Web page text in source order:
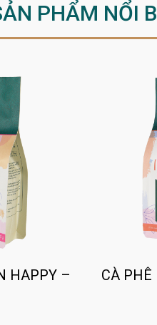
PHẨM NỔI
HAPPY –
CÀ PHÊ